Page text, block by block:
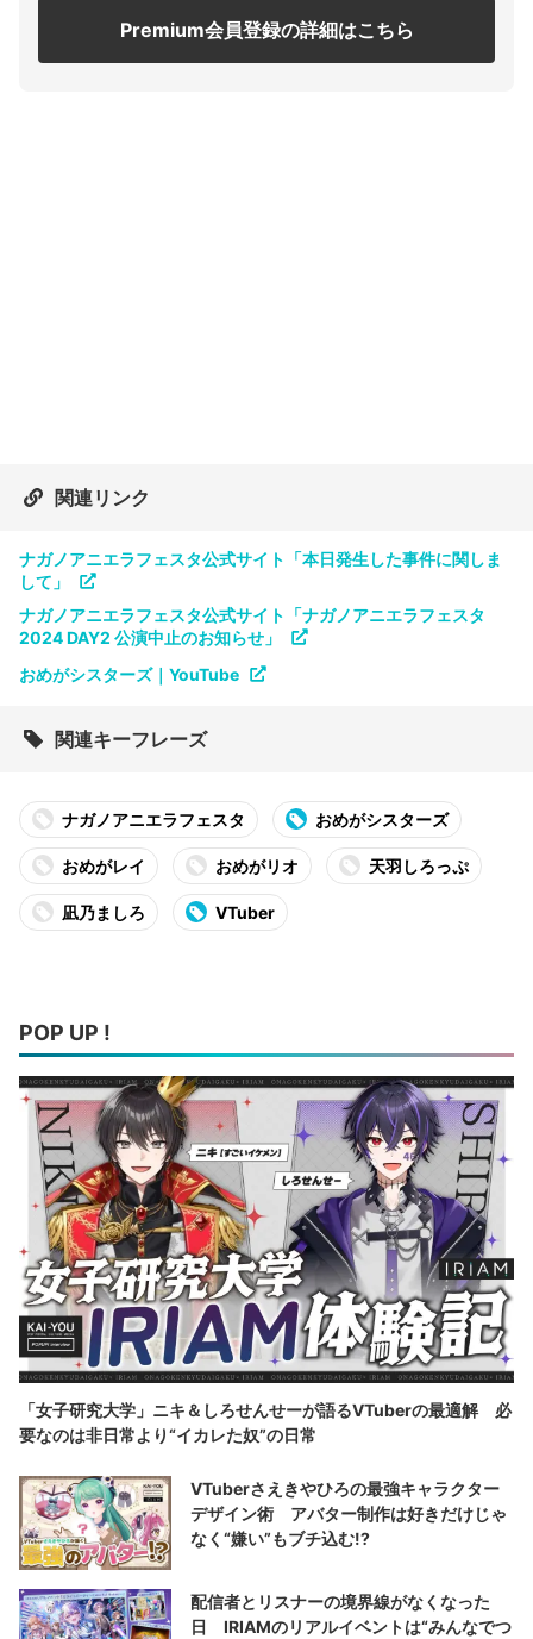
Premium会員登録の詳細はこちら
関連リンク
ナガノアニエラフェスタ公式サイト「本日発生した事件に関しま
して」
ナガノアニエラフェスタ公式サイト「ナガノアニエラフェスタ
2024 DAY2 公演中止のお知らせ」
おめがシスターズ｜YouTube
関連キーフレーズ
ナガノアニエラフェスタ おめがシスターズ
おめがレイ おめがリオ 天羽しろっぷ
凪乃ましろ VTuber
POP UP !
「女子研究大学」ニキ＆しろせんせーが語るVTuberの最適解 必
要なのは非日常より“イカレた奴”の日常
VTuberさえきやひろの最強キャラクター
デザイン術 アバター制作は好きだけじゃ
なく“嫌い”もブチ込む!?
配信者とリスナーの境界線がなくなった
日 IRIAMのリアルイベントは“みんなでつ